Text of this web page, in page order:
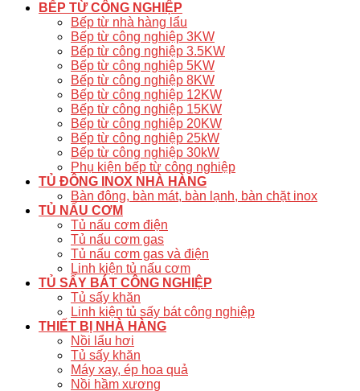
BẾP TỪ CÔNG NGHIỆP
Bếp từ nhà hàng lẩu
Bếp từ công nghiệp 3KW
Bếp từ công nghiệp 3.5KW
Bếp từ công nghiệp 5KW
Bếp từ công nghiệp 8KW
Bếp từ công nghiệp 12KW
Bếp từ công nghiệp 15KW
Bếp từ công nghiệp 20KW
Bếp từ công nghiệp 25kW
Bếp từ công nghiệp 30kW
Phụ kiện bếp từ công nghiệp
TỦ ĐÔNG INOX NHÀ HÀNG
Bàn đông, bàn mát, bàn lạnh, bàn chặt inox
TỦ NẤU CƠM
Tủ nấu cơm điện
Tủ nấu cơm gas
Tủ nấu cơm gas và điện
Linh kiện tủ nấu cơm
TỦ SẤY BÁT CÔNG NGHIỆP
Tủ sấy khăn
Linh kiện tủ sấy bát công nghiệp
THIẾT BỊ NHÀ HÀNG
Nồi lẩu hơi
Tủ sấy khăn
Máy xay, ép hoa quả
Nồi hầm xương